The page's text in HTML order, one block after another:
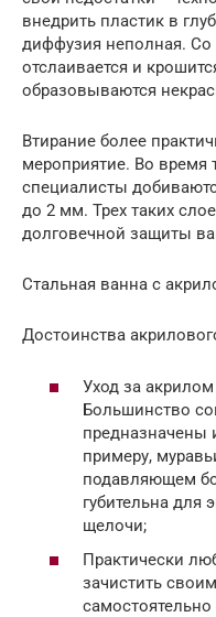
внедрить пластик в
диффузия неполная. Со
отслаивается и
образовываются
Втирание более
мероприятие. Во время
специалисты
до 2 мм. Трех таких
долговечной защиты
Стальная ванна с
Достоинства
Уход за
Большинство
предназначены
примеру,
подавляющем
губительна для
щелочи;
Практически
зачистить
самостоятельно